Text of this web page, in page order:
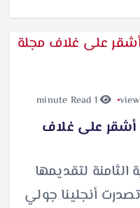
1 minute Read
أشقر على غلاف
الثامنة لتقديمها
أنجلينا جولي